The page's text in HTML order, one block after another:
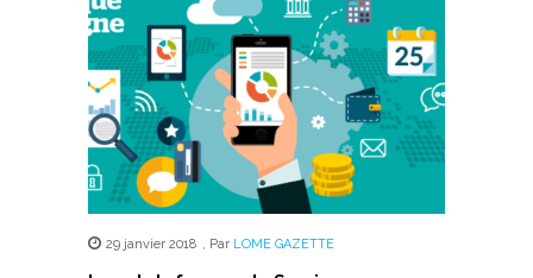
29 janvier 2018 , Par LOME GAZETTE